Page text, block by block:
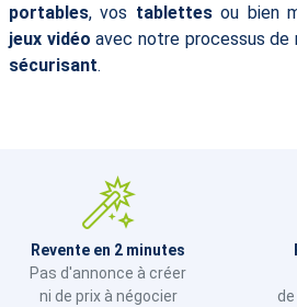
portables, vos tablettesou bien
jeux vidéo avec notre processus de
sécurisant.
Revente en 2 minutes
Pas d'annonce à créer
ni de prix à négocier